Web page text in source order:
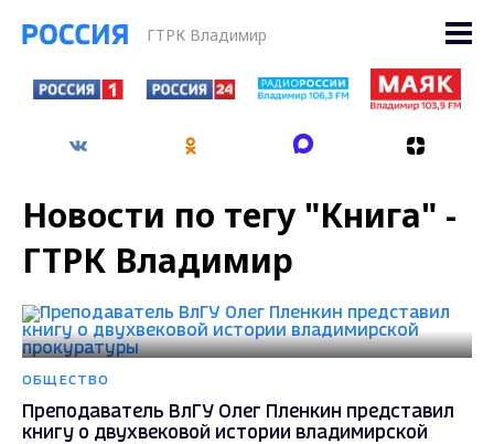
ГТРК Владимир
Новости по тегу "Книга" -
ГТРК Владимир
ОБЩЕСТВО
Преподаватель ВлГУ Олег Пленкин представил
книгу о двухвековой истории владимирской